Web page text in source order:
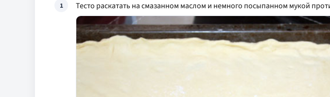
1 Тесто раскатать на смазанном маслом и немного посыпанном мукой